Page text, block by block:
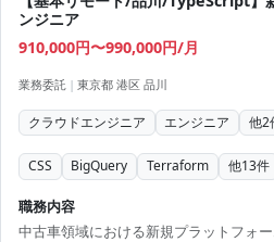
ンジニア
910,000円〜990,000円/月
業務委託 | 東京都 港区 品川
クラウドエンジニア エンジニア 他2
CSS BigQuery Terraform 他13件
職務内容
中古車領域における新規プラットフォ